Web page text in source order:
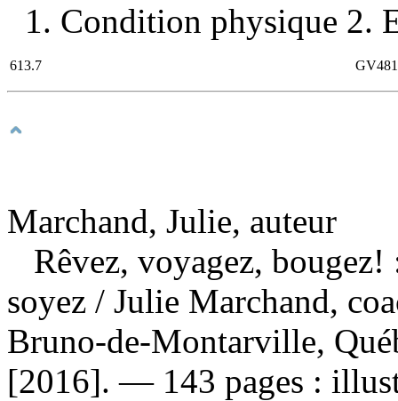
1. Condition physique 2.
613.7 GV481
Marchand, Julie, auteur
Rêvez, voyagez,
soyez / Julie Marchand,
Bruno-de-Montarville,
[2016]. — 143 pages :